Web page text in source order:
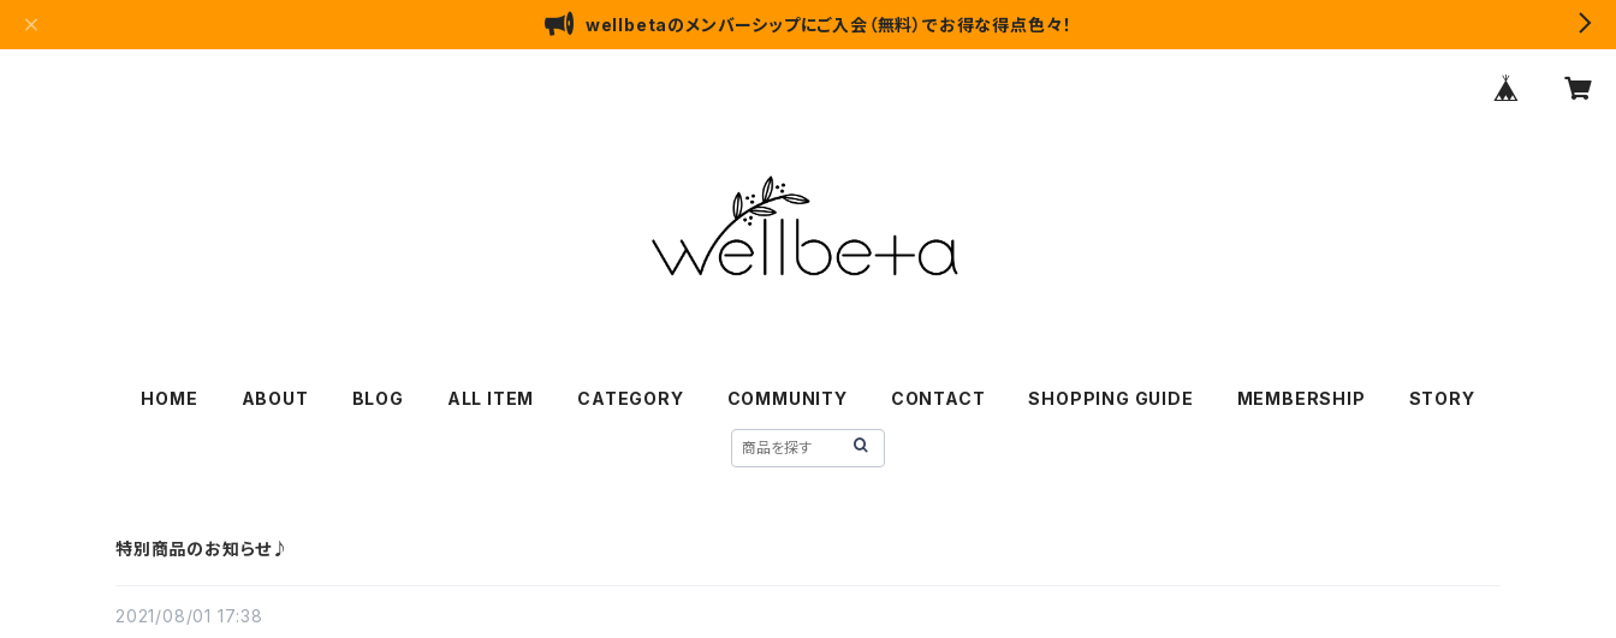
wellbetaのメンバーシップにご入会（無料）でお得な得点色々！
HOME ABOUT BLOG ALL ITEM CATEGORY COMMUNITY CONTACT SHOPPING GUIDE MEMBERSHIP STORY
特別商品のお知らせ♪
2021/08/01 17:38